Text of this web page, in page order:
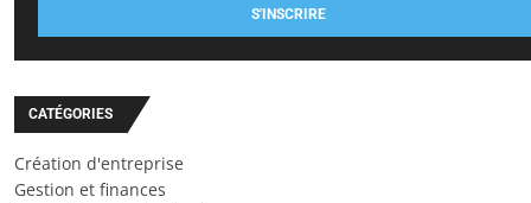
S'INSCRIRE
CATÉGORIES
Création d'entreprise
Gestion et finances